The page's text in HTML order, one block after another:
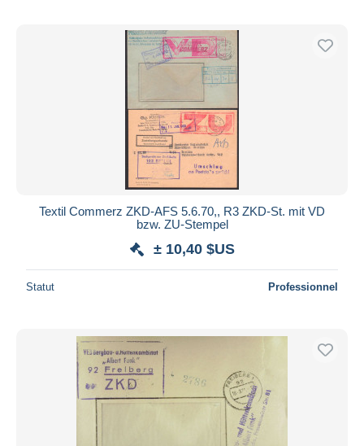
Textil Commerz ZKD-AFS 5.6.70,, R3 ZKD-St. mit VD
bzw. ZU-Stempel
± 10,40 $US
Statut Professionnel